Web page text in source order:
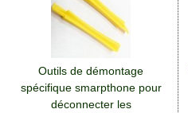
Outils de démontage
spécifique smarpthone pour
déconnecter les